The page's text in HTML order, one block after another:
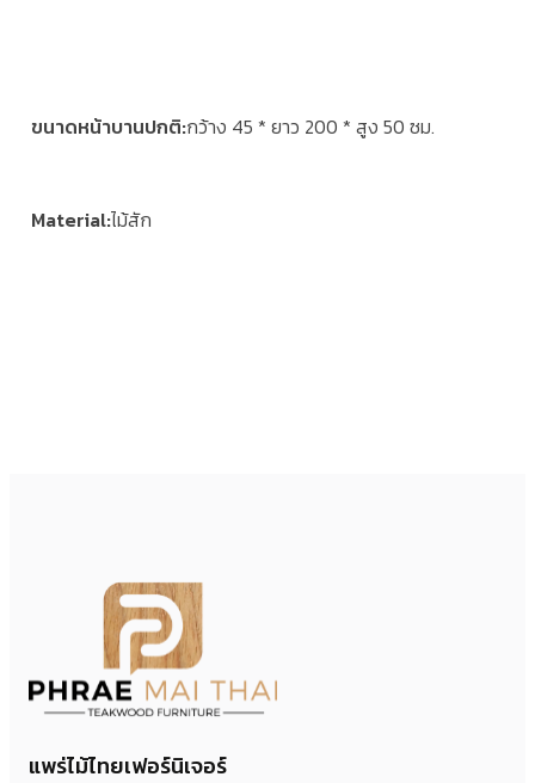
ขนาดหน้าบานปกติ กว้าง 45 * ยาว 200 * สูง 50 ซม.
Materialไม้สัก
แพร่ไม้ไทยเฟอร์นิเจอร์